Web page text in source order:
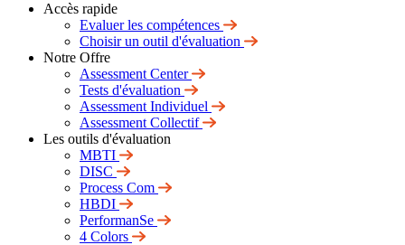
Accès rapide
Evaluer les compétences
Choisir un outil d'évaluation
Notre Offre
Assessment Center
Tests d'évaluation
Assessment Individuel
Assessment Collectif
Les outils d'évaluation
MBTI
DISC
Process Com
HBDI
PerformanSe
4 Colors